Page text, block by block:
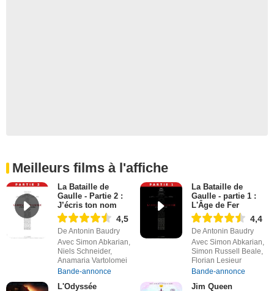
Meilleurs films à l'affiche
La Bataille de
Gaulle - Partie 2 :
J’écris ton nom
4,5
De Antonin Baudry
Avec Simon Abkarian,
Niels Schneider,
Anamaria Vartolomei
Bande-annonce
La Bataille de
Gaulle - partie 1 :
L'Âge de Fer
4,4
De Antonin Baudry
Avec Simon Abkarian,
Simon Russell Beale,
Florian Lesieur
Bande-annonce
L'Odyssée Jim Queen